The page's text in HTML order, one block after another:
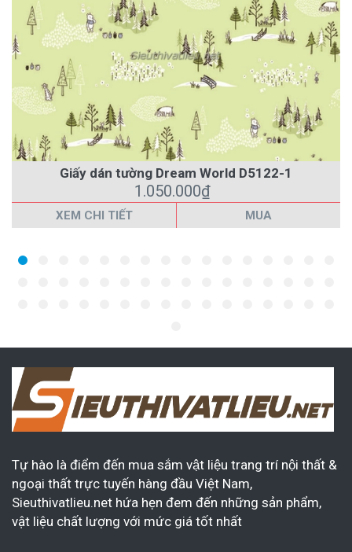
Giấy dán tường Dream World D5122-1
1.050.000₫
XEM CHI TIẾT MUA
Tự hào là điểm đến mua sắm vật liệu trang trí nội thất &
ngoại thất trực tuyến hàng đầu Việt Nam,
Sieuthivatlieu.net hứa hẹn đem đến những sản phẩm,
vật liệu chất lượng với mức giá tốt nhất